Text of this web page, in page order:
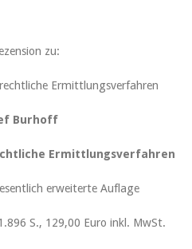
zu:
Burhoff
Ermittlungsverfahren
erweiterte Auflage
S., 129,00 Euro inkl. MwSt.